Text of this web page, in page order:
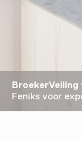
BroekerVeiling
Feniks voor